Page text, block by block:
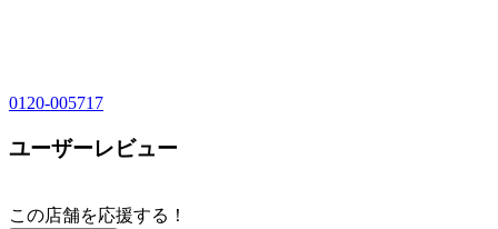
0120-005717
ユーザーレビュー
この店舗を応援する！